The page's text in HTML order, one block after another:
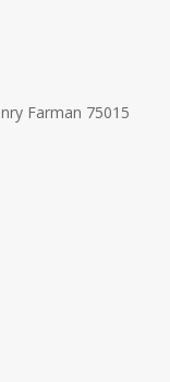
Farman 75015